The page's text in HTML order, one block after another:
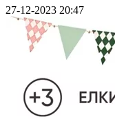
27-12-2023 20:47